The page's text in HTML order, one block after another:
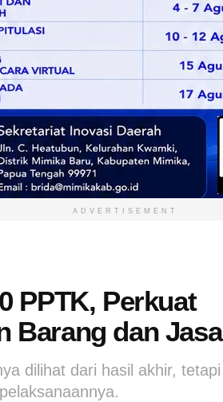
ADVERTISEMENT
PPTK, Perkuat
Barang dan Jasa
dilihat dari hasil akhir, tetapi